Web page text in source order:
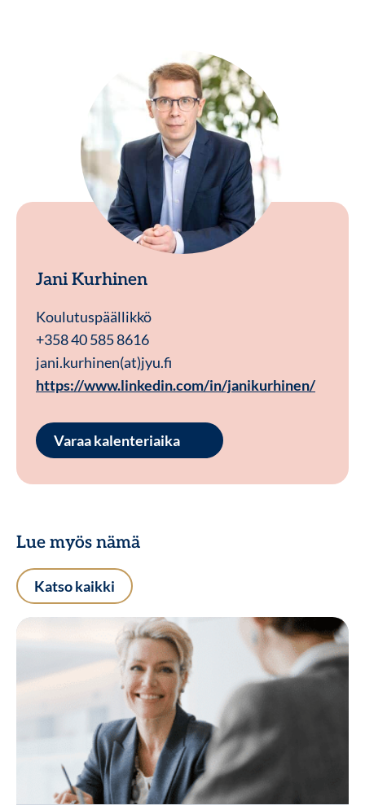
Jani Kurhinen
Koulutuspäällikkö
+358 40 585 8616
jani.kurhinen(at)jyu.fi
https://www.linkedin.com/in/janikurhinen/
Varaa kalenteriaika
Lue myös nämä
Katso kaikki